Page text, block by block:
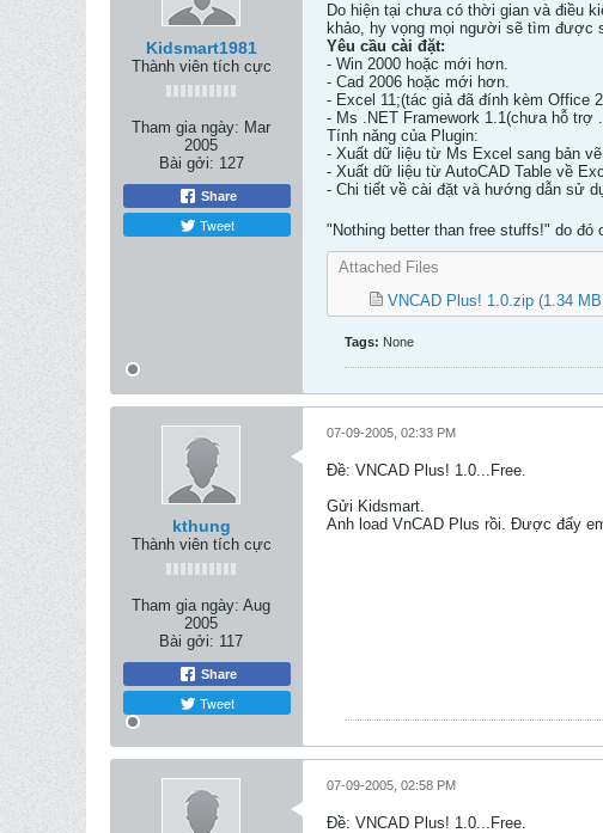
Kidsmart1981
Thành viên tích cực
Tham gia ngày: Mar
2005
Bài gởi: 127
Share
Tweet
Do hiện tại chưa có thời gian và điều
khảo, hy vọng mọi người sẽ tìm được
Yêu cầu cài đặt:
- Win 2000 hoặc mới hơn.
- Cad 2006 hoặc mới hơn.
- Excel 11;(tác giả đã đính kèm Office
- Ms .NET Framework 1.1(chưa hỗ trợ
Tính năng của Plugin:
- Xuất dữ liệu từ Ms Excel sang bản
- Xuất dữ liệu từ AutoCAD Table về
- Chi tiết về cài đặt và hướng dẫn sử
"Nothing better than free stuffs!" do
Attached Files
VNCAD Plus! 1.0.zip (1.34
Tags: None
kthung
Thành viên tích cực
Tham gia ngày: Aug
2005
Bài gởi: 117
Share
Tweet
07-09-2005, 02:33 PM
Ðề: VNCAD Plus! 1.0...Free.
Gửi Kidsmart.
Anh load VnCAD Plus rồi. Được đấy
07-09-2005, 02:58 PM
Ðề: VNCAD Plus! 1.0...Free.